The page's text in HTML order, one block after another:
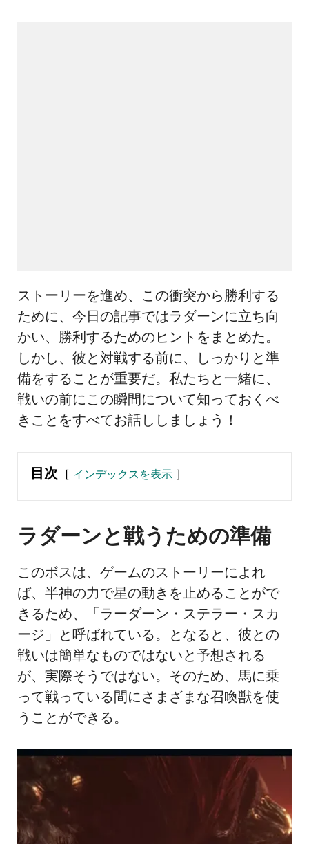
ストーリーを進め、この衝突から勝利する
ために、今日の記事ではラダーンに立ち向
かい、勝利するためのヒントをまとめた。
しかし、彼と対戦する前に、しっかりと準
備をすることが重要だ。私たちと一緒に、
戦いの前にこの瞬間について知っておくべ
きことをすべてお話ししましょう！
目次 インデックスを表示
ラダーンと戦うための準備
このボスは、ゲームのストーリーによれ
ば、半神の力で星の動きを止めることがで
きるため、「ラーダーン・ステラー・スカ
ージ」と呼ばれている。となると、彼との
戦いは簡単なものではないと予想される
が、実際そうではない。そのため、馬に乗
って戦っている間にさまざまな召喚獣を使
うことができる。